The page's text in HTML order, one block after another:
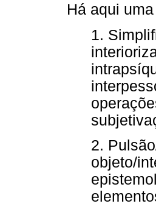
Há aqui
1.
2.
objeto/